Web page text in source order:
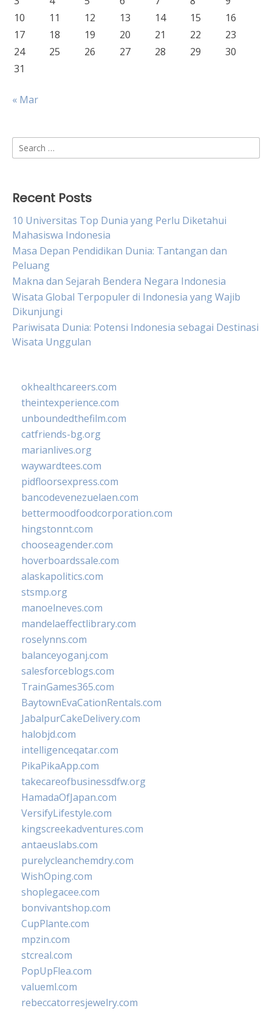
10
11 12 13 14 15
16
17
18 19 20 21 22
23
24
25 26 27 28 29
30
31
« Mar
Search
for:
Recent Posts
10 Universitas Top Dunia yang Perlu Diketahui
Mahasiswa Indonesia
Masa Depan Pendidikan Dunia: Tantangan dan
Peluang
Makna dan Sejarah Bendera Negara Indonesia
Wisata Global Terpopuler di Indonesia yang Wajib
Dikunjungi
Pariwisata Dunia: Potensi Indonesia sebagai Destinasi
Wisata Unggulan
okhealthcareers.com
theintexperience.com
unboundedthefilm.com
catfriends-bg.org
marianlives.org
waywardtees.com
pidfloorsexpress.com
bancodevenezuelaen.com
bettermoodfoodcorporation.com
hingstonnt.com
chooseagender.com
hoverboardssale.com
alaskapolitics.com
stsmp.org
manoelneves.com
mandelaeffectlibrary.com
roselynns.com
balanceyoganj.com
salesforceblogs.com
TrainGames365.com
BaytownEvaCationRentals.com
JabalpurCakeDelivery.com
halobjd.com
intelligenceqatar.com
PikaPikaApp.com
takecareofbusinessdfw.org
HamadaOfJapan.com
VersifyLifestyle.com
kingscreekadventures.com
antaeuslabs.com
purelycleanchemdry.com
WishOping.com
shoplegacee.com
bonvivantshop.com
CupPlante.com
mpzin.com
stcreal.com
PopUpFlea.com
valueml.com
rebeccatorresjewelry.com